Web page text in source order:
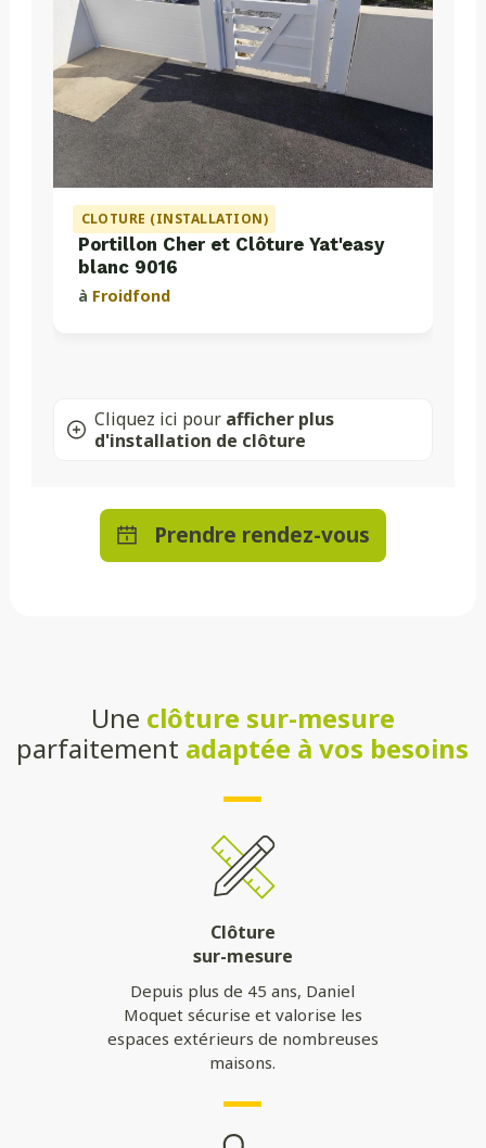
CLOTURE (INSTALLATION)
Portillon Cher et Clôture Yat'easy
blanc 9016
à Froidfond
Cliquez ici pour afficher plus
d'installation de clôture
Prendre rendez-vous
Une clôture sur-mesure
parfaitement adaptée à vos besoins
Clôture
sur-mesure
Depuis plus de 45 ans, Daniel
Moquet sécurise et valorise les
espaces extérieurs de nombreuses
maisons.